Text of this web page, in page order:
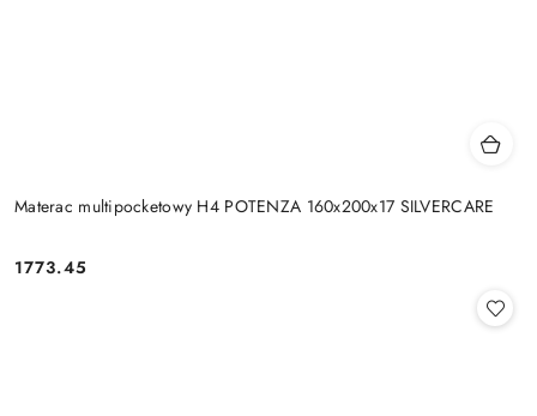
Materac multipocketowy H4 POTENZA 160x200x17 SILVERCARE
Cena:
1773.45